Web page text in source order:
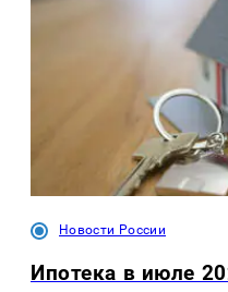
Новости России
Ипотека в июле